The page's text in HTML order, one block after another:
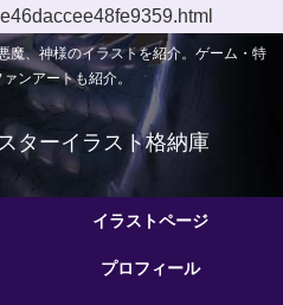
魔、神様のイラストを紹介。ゲーム・特
ンアートも紹介。
ターイラスト格納庫
イラストページ
プロフィール